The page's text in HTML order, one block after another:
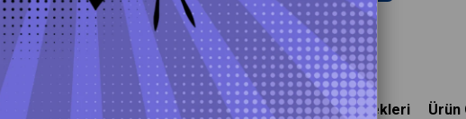
Ürün Özellikleri Yorumlar(0) Ödeme Seçenekleri Ürün